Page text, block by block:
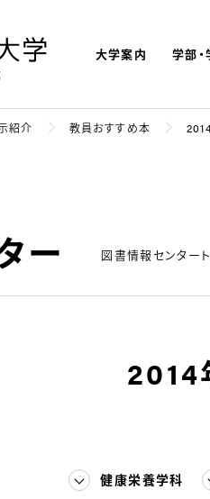
大学案内 学部
紹介 教員おすすめ本
ー 図書情報センター
2014
健康栄養学科